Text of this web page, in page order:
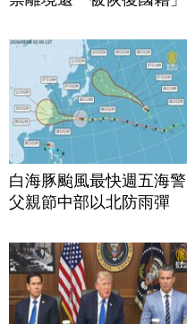
白海豚颱風最快週五海警
父親節中部以北防雨彈